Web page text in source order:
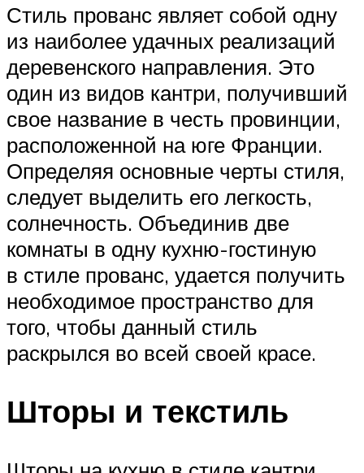
Стиль прованс являет собой одну
из наиболее удачных реализаций
деревенского направления. Это
один из видов кантри, получивший
свое название в честь провинции,
расположенной на юге Франции.
Определяя основные черты стиля,
следует выделить его легкость,
солнечность. Объединив две
комнаты в одну кухню-гостиную
в стиле прованс, удается получить
необходимое пространство для
того, чтобы данный стиль
раскрылся во всей своей красе.
Шторы и текстиль